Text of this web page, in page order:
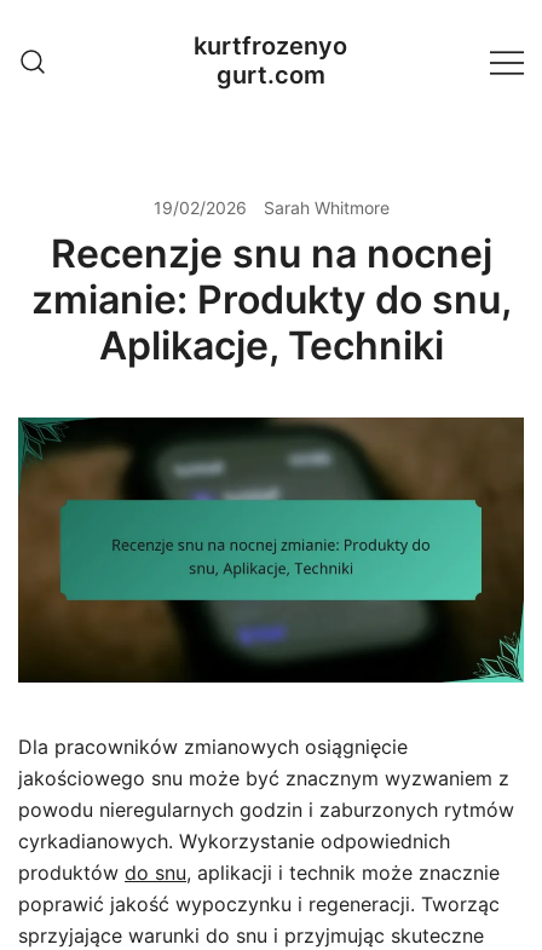
content
kurtfrozenyo
gurt.com
19/02/2026 Sarah Whitmore
Recenzje snu na nocnej
zmianie: Produkty do snu,
Aplikacje, Techniki
Dla pracowników zmianowych osiągnięcie
jakościowego snu może być znacznym wyzwaniem z
powodu nieregularnych godzin i zaburzonych rytmów
cyrkadianowych. Wykorzystanie odpowiednich
produktów do snu, aplikacji i technik może znacznie
poprawić jakość wypoczynku i regeneracji. Tworząc
sprzyjające warunki do snu i przyjmując skuteczne